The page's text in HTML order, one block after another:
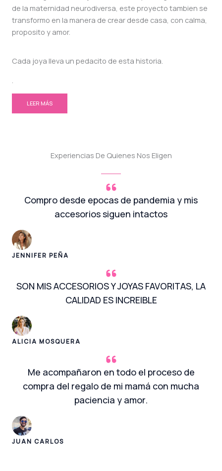
de la maternidad neurodiversa, este proyecto tambien se
transformo en la manera de crear desde casa, con calma,
proposito y amor.
Cada joya lleva un pedacito de esta historia.
.
LEER MÁS
Experiencias De Quienes Nos Eligen
Compro desde epocas de pandemia y mis
accesorios siguen intactos
JENNIFER PEÑA
SON MIS ACCESORIOS Y JOYAS FAVORITAS, LA
CALIDAD ES INCREIBLE
ALICIA MOSQUERA
Me acompañaron en todo el proceso de
compra del regalo de mi mamá con mucha
paciencia y amor.
JUAN CARLOS